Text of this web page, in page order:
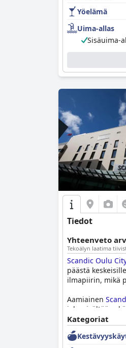
Yöelämä
Uima-allas
Sisäuima-
Tiedot
Yhteenveto
Tekoälyn laatima
Scandic Oulu
päästä
ilmapiirin, mikä
Aamiainen
joka sisältää
yksimielisyys
Vieraiden
Kategoriat